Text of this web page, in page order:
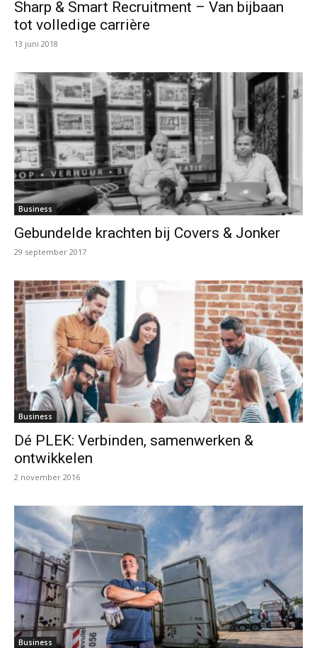
Sharp & Smart Recruitment – Van bijbaan
tot volledige carrière
13 juni 2018
Business
Gebundelde krachten bij Covers & Jonker
29 september 2017
Business
Dé PLEK: Verbinden, samenwerken &
ontwikkelen
2 november 2016
Business